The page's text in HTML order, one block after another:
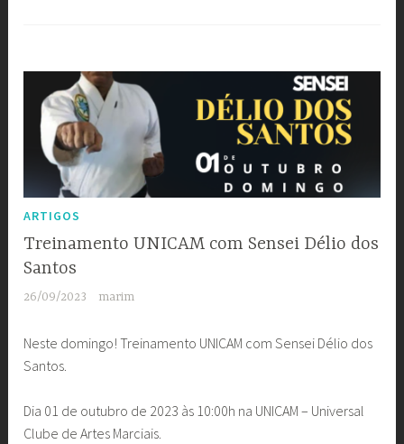
ARTIGOS
Treinamento UNICAM com Sensei Délio dos
Santos
26/09/2023 marim
Neste domingo! Treinamento UNICAM com Sensei Délio dos
Santos.
Dia 01 de outubro de 2023 às 10:00h na UNICAM – Universal
Clube de Artes Marciais.